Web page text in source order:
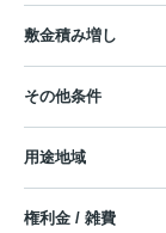
敷金積み増し
その他条件
用途地域
権利金 / 雑費